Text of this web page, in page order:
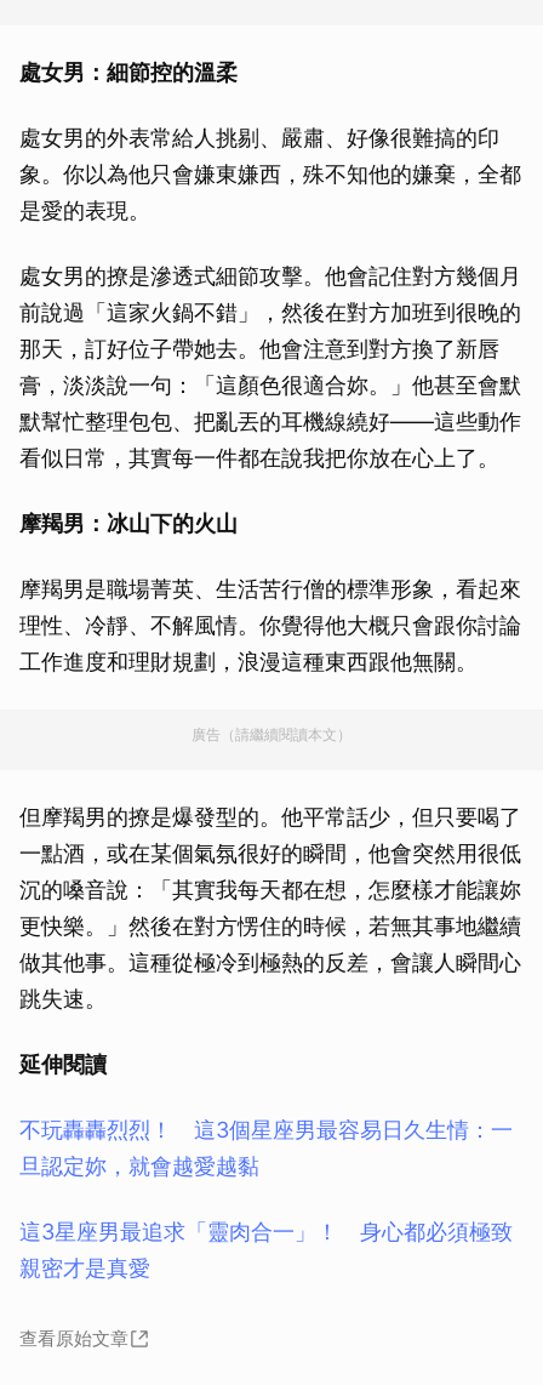
處女男：細節控的溫柔
處女男的外表常給人挑剔、嚴肅、好像很難搞的印
象。你以為他只會嫌東嫌西，殊不知他的嫌棄，全都
是愛的表現。
處女男的撩是滲透式細節攻擊。他會記住對方幾個月
前說過「這家火鍋不錯」，然後在對方加班到很晚的
那天，訂好位子帶她去。他會注意到對方換了新唇
膏，淡淡說一句：「這顏色很適合妳。」他甚至會默
默幫忙整理包包、把亂丟的耳機線繞好——這些動作
看似日常，其實每一件都在說我把你放在心上了。
摩羯男：冰山下的火山
摩羯男是職場菁英、生活苦行僧的標準形象，看起來
理性、冷靜、不解風情。你覺得他大概只會跟你討論
工作進度和理財規劃，浪漫這種東西跟他無關。
廣告（請繼續閱讀本文）
但摩羯男的撩是爆發型的。他平常話少，但只要喝了
一點酒，或在某個氣氛很好的瞬間，他會突然用很低
沉的嗓音說：「其實我每天都在想，怎麼樣才能讓妳
更快樂。」然後在對方愣住的時候，若無其事地繼續
做其他事。這種從極冷到極熱的反差，會讓人瞬間心
跳失速。
延伸閱讀
不玩轟轟烈烈！ 這3個星座男最容易日久生情：一
旦認定妳，就會越愛越黏
這3星座男最追求「靈肉合一」！ 身心都必須極致
親密才是真愛
查看原始文章